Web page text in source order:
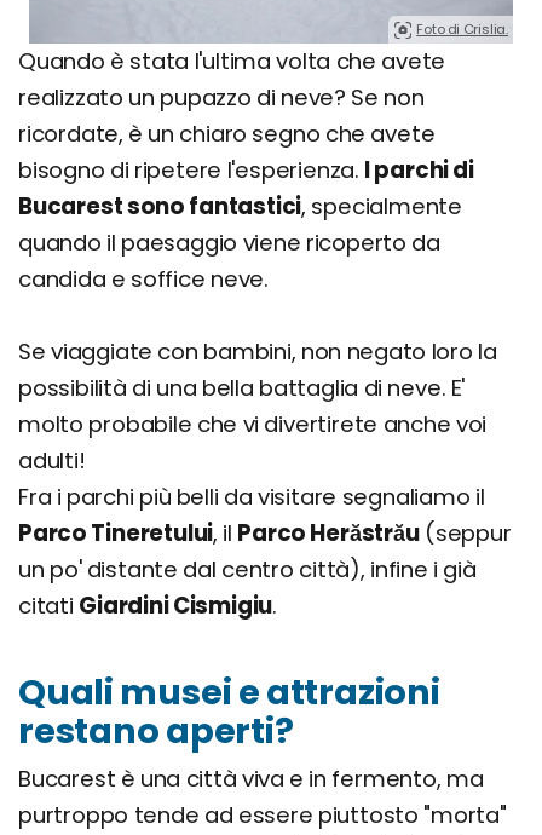
Foto di Crislia.
Quando è stata l'ultima volta che avete
realizzato un pupazzo di neve? Se non
ricordate, è un chiaro segno che avete
bisogno di ripetere l'esperienza. I parchi di
Bucarest sono fantastici, specialmente
quando il paesaggio viene ricoperto da
candida e soffice neve.
Se viaggiate con bambini, non negato loro la
possibilità di una bella battaglia di neve. E'
molto probabile che vi divertirete anche voi
adulti!
Fra i parchi più belli da visitare segnaliamo il
Parco Tineretului, il Parco Herăstrău(seppur
un po' distante dal centro città), infine i già
citati Giardini Cismigiu.
Quali musei e attrazioni
restano aperti?
Bucarest è una città viva e in fermento, ma
purtroppo tende ad essere piuttosto "morta"